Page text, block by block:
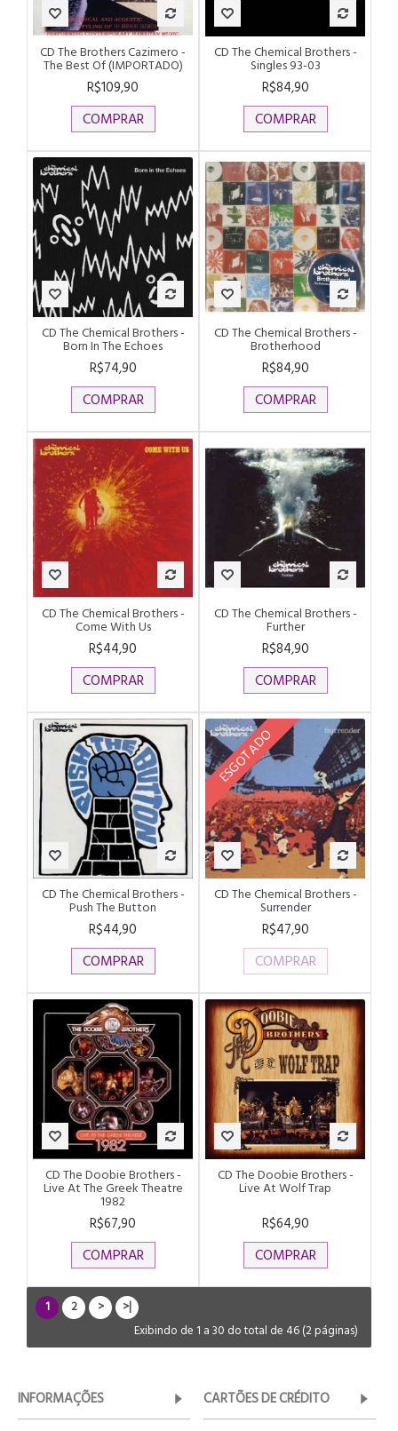
CD The Brothers Cazimero -
The Best Of (IMPORTADO)
R$109,90
COMPRAR
CD The Chemical Brothers -
Singles 93-03
R$84,90
COMPRAR
CD The Chemical Brothers -
Born In The Echoes
R$74,90
COMPRAR
CD The Chemical Brothers -
Brotherhood
R$84,90
COMPRAR
CD The Chemical Brothers -
Come With Us
R$44,90
COMPRAR
CD The Chemical Brothers -
Further
R$84,90
COMPRAR
CD The Chemical Brothers -
Push The Button
R$44,90
COMPRAR
ESGOTADO
CD The Chemical Brothers -
Surrender
R$47,90
COMPRAR
CD The Doobie Brothers -
Live At The Greek Theatre
1982
R$67,90
COMPRAR
CD The Doobie Brothers -
Live At Wolf Trap
R$64,90
COMPRAR
1 2 >
>|
Exibindo de 1 a 30 do total de 46 (2 páginas)
INFORMAÇÕES CARTÕES DE CRÉDITO